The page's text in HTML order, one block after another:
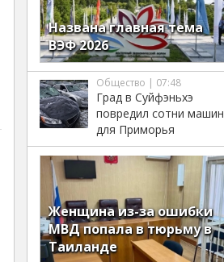
Названа главная тема
ВЭФ 2026
Общество | 07:48
Град в Суйфэньхэ
повредил сотни машин
для Приморья
Женщина из-за ошибки
МВД попала в тюрьму в
Таиланде